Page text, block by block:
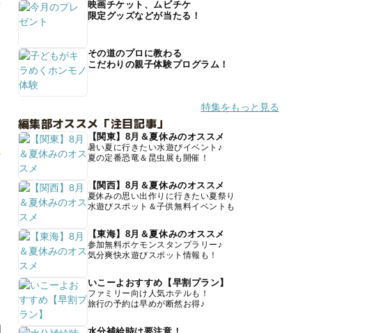
映画チケット、ムビチケ
限定グッズなどが当たる！
その道のプロに教わる
こだわりの親子体験プログラム！
特集をもっと見る
編集部オススメ「注目記事」
【関東】8月＆夏休みのオススメ
暑い夏に行きたい水遊びイベント♪
夏の定番恐竜＆昆虫展も開催！
【関西】8月＆夏休みのオススメ
夏休みの思い出作りに行きたい夏祭り
水遊びスポット＆子供無料イベントも
【東海】8月＆夏休みのオススメ
参加無料ポケモンスタンプラリー♪
気分爽快水遊びスポット情報も！
いこーよおすすめ【早割プラン】
ファミリー向け人気ホテルも！
旅行の予約は早めが断然お得♪